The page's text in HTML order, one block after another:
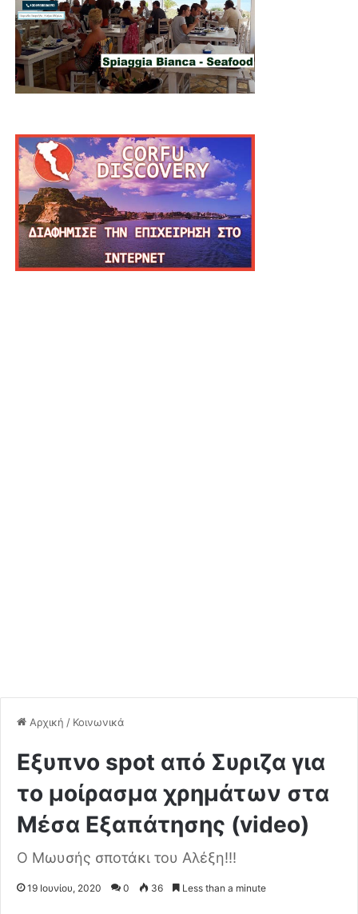
Αρχική / Κοινωνικά
Εξυπνο spot από Συριζα για
το μοίρασμα χρημάτων στα
Μέσα Εξαπάτησης (video)
Ο Μωυσής σποτάκι του Αλέξη!!!
19 Ιουνίου, 2020 0 36 Less than a minute